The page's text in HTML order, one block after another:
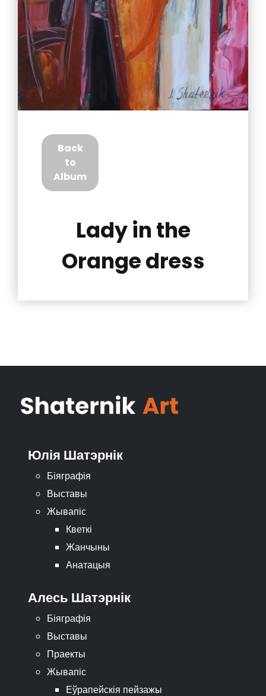
Back
to
Album
Lady in the
Orange dress
Юлія Шатэрнік
Біяграфія
Выставы
Жывапіс
Кветкі
Жанчыны
Анатацыя
Алесь Шатэрнік
Біяграфія
Выставы
Праекты
Жывапіс
Еўрапейскія пейзажы